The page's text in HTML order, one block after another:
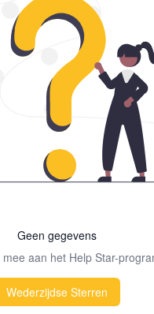
Geen gegevens
aan het Help Star-
Wederzijdse Sterren